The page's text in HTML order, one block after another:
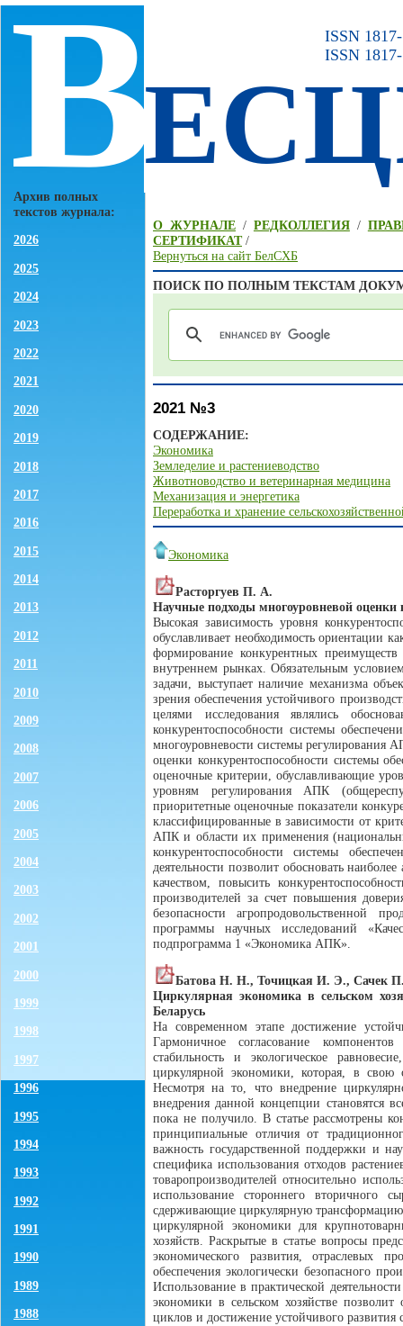
В
Архив полных
текстов журнала:
2026
2025
2024
2023
2022
2021
2020
2019
2018
2017
2016
2015
2014
2013
2012
2011
2010
2009
2008
2007
2006
2005
2004
2003
2002
2001
2000
1999
1998
1997
1996
1995
1994
1993
1992
1991
1990
1989
1988
ISSN
ISSN
О ЖУРНАЛЕ/ РЕДКОЛЛЕГИЯ/
СЕРТИФИКАТ/
Вернуться на сайт БелСХБ
ПОИСК ПО ПОЛНЫМ ТЕКСТАМ
2021 №3
СОДЕРЖАНИЕ:
Экономика
Земледелие и растениеводство
Животноводство и ветеринарная медицина
Механизация и энергетика
Переработка и хранение
Экономика
Расторгуев П. А.
Научные подходы многоуровневой оценки
Высокая зависимость уровня
обуславливает необходимость ориентации
формирование конкурентных
внутреннем рынках. Обязательным
задачи, выступает наличие механизма
зрения обеспечения устойчивого
целями исследования являлись
конкурентоспособности системы
многоуровневости системы регулирования
оценки конкурентоспособности системы
оценочные критерии, обуславливающие
уровням регулирования АПК
приоритетные оценочные показатели
классифицированные в зависимости от
АПК и области их применения
конкурентоспособности системы
деятельности позволит обосновать
качеством, повысить
производителей за счет повышения
безопасности агропродовольственной
программы научных исследований
подпрограмма 1 «Экономика АПК».
Батова Н. Н., Точицкая И. Э., Сачек
Циркулярная экономика в сельском
Беларусь
На современном этапе достижение
Гармоничное согласование
стабильность и экологическое
циркулярной экономики, которая, в свою
Несмотря на то, что внедрение
внедрения данной концепции становятся
пока не получило. В статье рассмотрены
принципиальные отличия от
важность государственной поддержки и
специфика использования отходов
товаропроизводителей относительно
использование стороннего вторичного
сдерживающие циркулярную трансформацию
циркулярной экономики для
хозяйств. Раскрытые в статье вопросы
экономического развития, отраслевых
обеспечения экологически безопасного
Использование в практической
экономики в сельском хозяйстве
циклов и достижение устойчивого развития